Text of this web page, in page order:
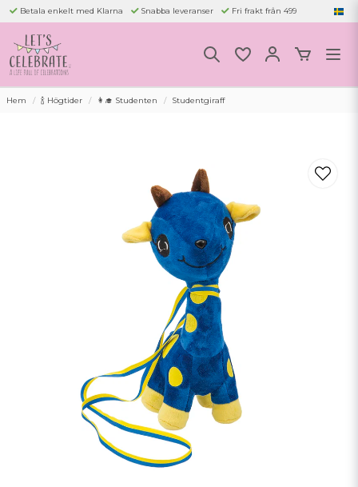
Betala enkelt med Klarna Snabba leveranser Fri frakt från 499
Hem 🍾 Högtider 👩‍🎓 Studenten Studentgiraff